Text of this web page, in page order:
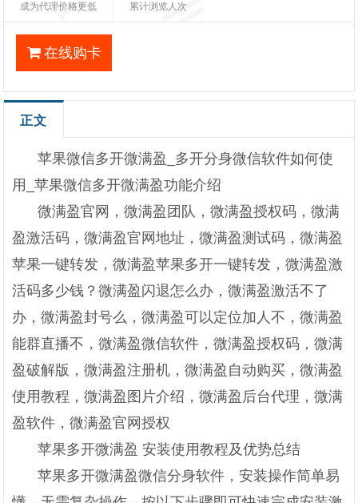
成为代理价格更低 累计浏览人次
在线购卡
正文
苹果微信多开微满盈_多开分身微信软件如何使
用_苹果微信多开微满盈功能介绍
微满盈官网，微满盈团队，微满盈授权码，微满
盈激活码，微满盈官网地址，微满盈测试码，微满盈
苹果一键转发，微满盈苹果多开一键转发，微满盈激
活码多少钱？微满盈闪退怎么办，微满盈激活不了
办，微满盈封号么，微满盈可以定位加人不，微满盈
能群直播不，微满盈微信软件，微满盈授权码，微满
盈破解版，微满盈注册机，微满盈自动购买，微满盈
使用教程，微满盈图片介绍，微满盈后台代理，微满
盈软件，微满盈官网授权
苹果多开微满盈 安装使用教程及优势总结
苹果多开微满盈微信分身软件，安装操作简单易